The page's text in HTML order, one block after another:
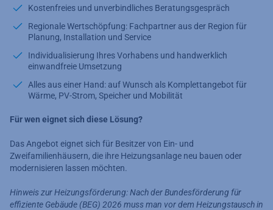
Kostenfreies und unverbindliches Beratungsgespräch
Regionale Wertschöpfung: Fachpartner aus der Region für
Planung, Installation und Service
Individualisierung Ihres Vorhabens und handwerklich
einwandfreie Umsetzung
Alles aus einer Hand: auf Wunsch als Komplettangebot für
Wärme, PV-Strom, Speicher und Mobilität
Für wen eignet sich diese Lösung?
Das Angebot eignet sich für Besitzer von Ein- und
Zweifamilienhäusern, die ihre Heizungsanlage neu bauen oder
modernisieren lassen möchten.
Hinweis zur Heizungsförderung: Nach der Bundesförderung für
effiziente Gebäude (BEG) 2026 muss man vor dem Heizungstausch in